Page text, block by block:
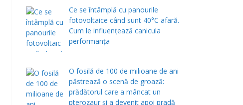
Ce se întâmplă cu panourile
fotovoltaice când sunt 40°C afară.
Cum le influențează canicula
performanța
O fosilă de 100 de milioane de ani
păstrează o scenă de groază:
prădătorul care a mâncat un
pterozaur și a devenit apoi pradă